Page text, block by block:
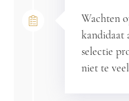
Wachten
kandidaat
selectie
niet te